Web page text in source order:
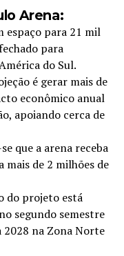
Arena:
espaço para 21 mil
para
do Sul.
é gerar mais de
econômico anual
apoiando cerca de
que a arena receba
mais de 2 milhões de
do projeto está
segundo semestre
2028 na Zona Norte